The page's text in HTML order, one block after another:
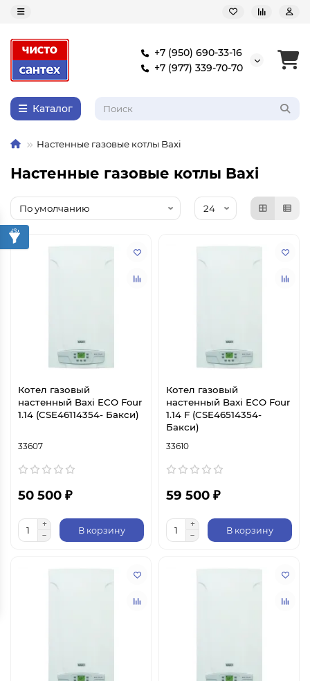
+7 (950) 690-33-16
+7 (977) 339-70-70
Каталог
Настенные газовые котлы Baxi
Настенные газовые котлы Baxi
Котел газовый
настенный Baxi ECO Four
1.14 (CSE46114354- Бакси)
33607
50 500 ₽
В корзину
Котел газовый
настенный Baxi ECO Four
1.14 F (CSE46514354-
Бакси)
33610
59 500 ₽
В корзину